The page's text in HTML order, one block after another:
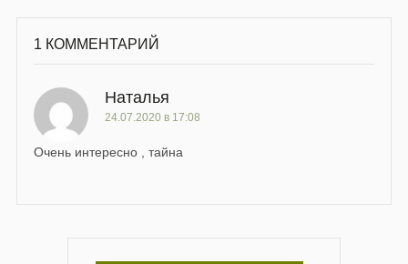
1 КОММЕНТАРИЙ
Наталья
24.07.2020 в 17:08
Очень интересно , тайна